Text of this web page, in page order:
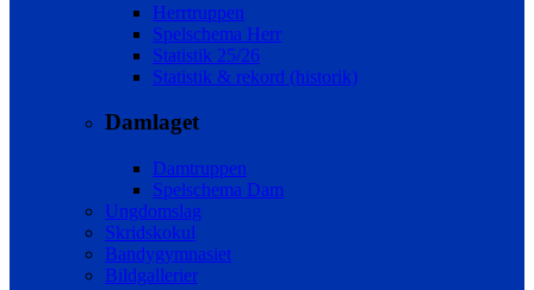
Herrtruppen
Spelschema Herr
Statistik 25/26
Statistik & rekord (historik)
Damlaget
Damtruppen
Spelschema Dam
Ungdomslag
Skridskokul
Bandygymnasiet
Bildgallerier